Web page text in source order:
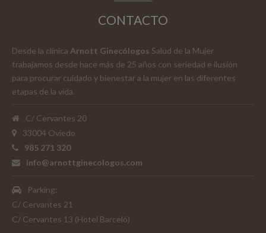
CONTACTO
Desde la clínica Arnott Ginecólogos Salud de la Mujer
trabajamos desde hace más de 25 años con seriedad e ilusión
para procurar cuidado y bienestar a la mujer en las diferentes
etapas de la vida.
C/ Cervantes 20
33004 Oviedo
985 271 320
info@arnottginecologos.com
Parking:
C/ Cervantes 21
C/ Cervantes 13 (Hotel Barceló)